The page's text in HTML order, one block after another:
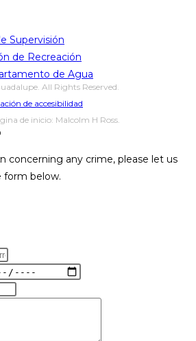
Supervisión
de Recreación
de Agua
All Rights Reserved.
de accesibilidad
de inicio: Malcolm H Ross.
concerning any crime, please let us
below.